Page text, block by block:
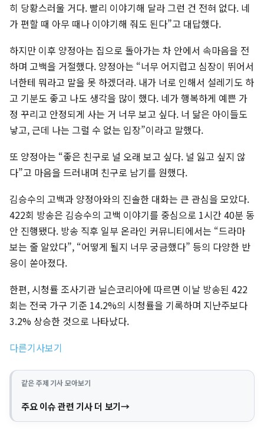
히 당황스러울 거다. 빨리 이야기해 달라 그런 건 전혀 없다. 네
가 편할 때 아무 때나 이야기해 줘도 된다”고 대답했다.
하지만 이후 양정아는 집으로 돌아가는 차 안에서 속마음을 전
하며 고백을 거절했다. 양정아는 “너무 어지럽고 심장이 뛰어서
너한테 뭐라고 말을 못 하겠더라. 내가 너로 인해서 설레기도 하
고 기분도 좋고 나도 생각을 많이 했다. 네가 행복하게 예쁜 가
정 꾸리고 안정되게 사는 거 너무 보고 싶다. 너 닮은 아이들도
낳고, 근데 나는 그럴 수 없는 입장”이라고 말했다.
또 양정아는 “좋은 친구로 널 오래 보고 싶다. 널 잃고 싶지 않
다”고 마음을 드러내며 친구로 남기를 원했다.
김승수의 고백과 양정아와의 진솔한 대화는 큰 관심을 모았다.
422회 방송은 김승수의 고백 이야기를 중심으로 1시간 40분 동
안 진행됐다. 방송 직후 일부 온라인 커뮤니티에서는 “드라마
보는 줄 알았다”, “어떻게 될지 너무 궁금했다” 등의 다양한 반
응이 쏟아졌다.
한편, 시청률 조사기관 닐슨코리아에 따르면 이날 방송된 422
회는 전국 가구 기준 14.2%의 시청률을 기록하며 지난주보다
3.2% 상승한 것으로 나타났다.
다른기사보기
같은 주제 기사 모아보기
주요 이슈 관련 기사 더 보기